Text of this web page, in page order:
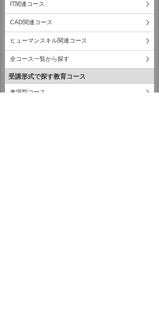
IT関連コース
CAD関連コース
ヒューマンスキル関連コース
全コース一覧から探す
受講形式で探す教育コース
来場型コース